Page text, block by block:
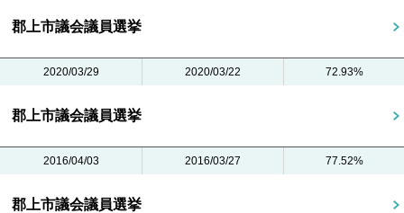
郡上市議会議員選挙
2020/03/29 2020/03/22 72.93%
郡上市議会議員選挙
2016/04/03 2016/03/27 77.52%
郡上市議会議員選挙